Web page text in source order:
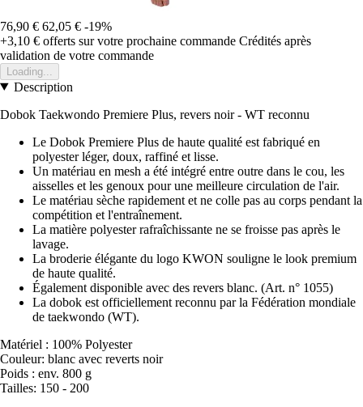
76,90 € 62,05 € -19%
+3,10 € offerts sur votre prochaine commande Crédités après
validation de votre commande
Loading...
Description
Dobok Taekwondo Premiere Plus, revers noir - WT reconnu
Le Dobok Premiere Plus de haute qualité est fabriqué en
polyester léger, doux, raffiné et lisse.
Un matériau en mesh a été intégré entre outre dans le cou, les
aisselles et les genoux pour une meilleure circulation de l'air.
Le matériau sèche rapidement et ne colle pas au corps pendant la
compétition et l'entraînement.
La matière polyester rafraîchissante ne se froisse pas après le
lavage.
La broderie élégante du logo KWON souligne le look premium
de haute qualité.
Également disponible avec des revers blanc. (Art. n° 1055)
La dobok est officiellement reconnu par la Fédération mondiale
de taekwondo (WT).
Matériel : 100% Polyester
Couleur: blanc avec reverts noir
Poids : env. 800 g
Tailles: 150 - 200